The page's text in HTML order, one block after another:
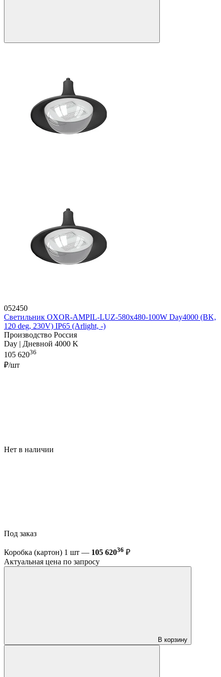
052450
Светильник OXOR-AMPIL-LUZ-580х480-100W Day4000 (BK,
120 deg, 230V) IP65 (Arlight, -)
Производство Россия
Day | Дневной 4000 K
105 62036
₽/шт
Нет в наличии
Под заказ
Коробка (картон) 1 шт — 105 62036 ₽
Актуальная цена по запросу
В корзину